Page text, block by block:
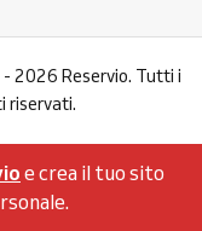
2026 Reservio. Tutti i
riservati.
e crea il tuo sito